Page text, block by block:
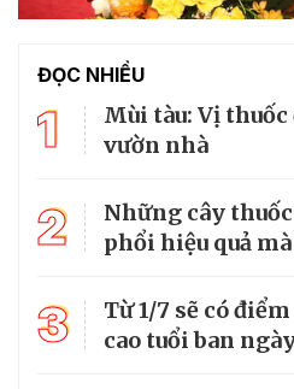
ĐỌC NHIỀU
1
Mùi tàu: Vị
vườn nhà
2
Những cây
phổi hiệu quả
3
Từ 1/7 sẽ có
cao tuổi ban